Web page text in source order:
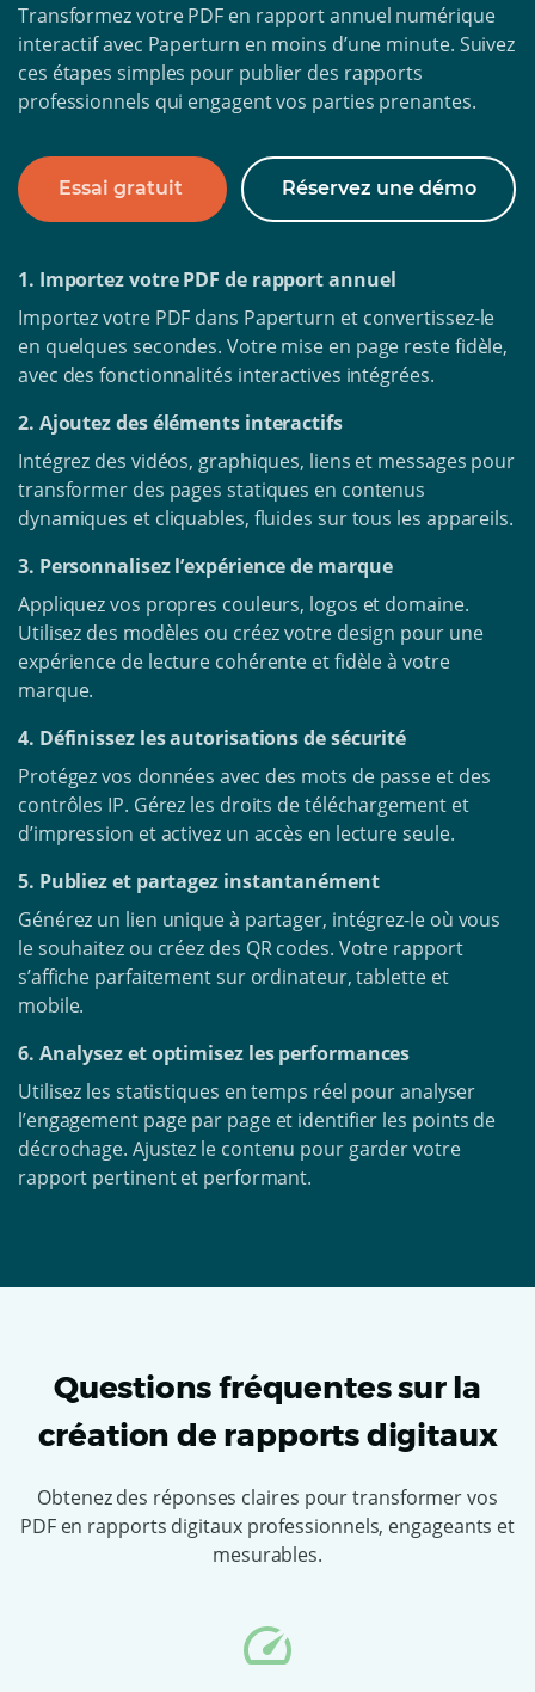
Transformez votre PDF en rapport annuel numérique
interactif avec Paperturn en moins d’une minute. Suivez
ces étapes simples pour publier des rapports
professionnels qui engagent vos parties prenantes.
Essai gratuit Réservez une démo
1. Importez votre PDF de rapport annuel
Importez votre PDF dans Paperturn et convertissez-le
en quelques secondes. Votre mise en page reste fidèle,
avec des fonctionnalités interactives intégrées.
2. Ajoutez des éléments interactifs
Intégrez des vidéos, graphiques, liens et messages pour
transformer des pages statiques en contenus
dynamiques et cliquables, fluides sur tous les appareils.
3. Personnalisez l’expérience de marque
Appliquez vos propres couleurs, logos et domaine.
Utilisez des modèles ou créez votre design pour une
expérience de lecture cohérente et fidèle à votre
marque.
4. Définissez les autorisations de sécurité
Protégez vos données avec des mots de passe et des
contrôles IP. Gérez les droits de téléchargement et
d’impression et activez un accès en lecture seule.
5. Publiez et partagez instantanément
Générez un lien unique à partager, intégrez-le où vous
le souhaitez ou créez des QR codes. Votre rapport
s’affiche parfaitement sur ordinateur, tablette et
mobile.
6. Analysez et optimisez les performances
Utilisez les statistiques en temps réel pour analyser
l’engagement page par page et identifier les points de
décrochage. Ajustez le contenu pour garder votre
rapport pertinent et performant.
Questions fréquentes sur la
création de rapports digitaux
Obtenez des réponses claires pour transformer vos
PDF en rapports digitaux professionnels, engageants et
mesurables.